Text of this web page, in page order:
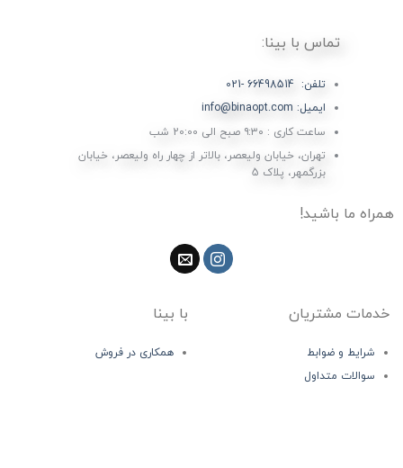
تماس با بینا:
تلفن: 66498514 -021
ایمیل: info@binaopt.com
ساعت کاری : ۹:۳۰ صبح الی 20:00 شب
تهران، خیابان ولیعصر، بالاتر از چهار راه ولیعصر، خیابان
بزرگمهر، پلاک 5
همراه ما باشید!
خدمات مشتریان
شرایط و ضوابط
سوالات متداول
با بینا
همکاری در فروش